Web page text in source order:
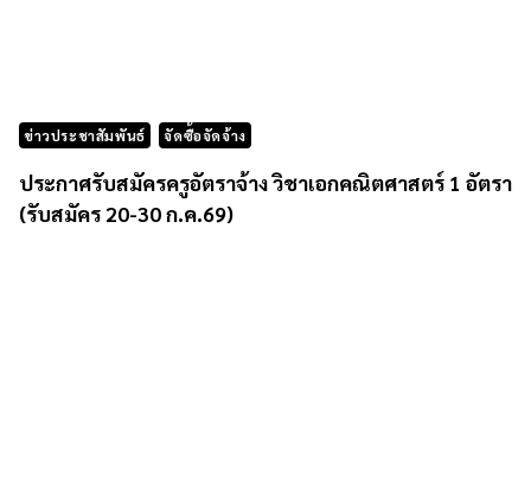
ข่าวประชาสัมพันธ์ จัดซื้อจัดจ้าง
ประกาศรับสมัครครูอัตราจ้าง วิชาเอกคณิตศาสตร์ 1 อัตรา
(รับสมัคร 20-30 ก.ค.69)